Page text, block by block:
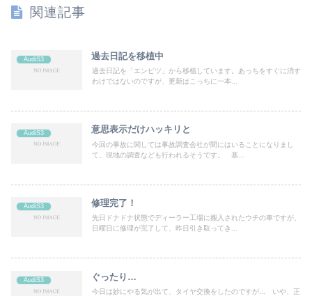
関連記事
AudiS3 過去日記を移植中
過去日記を「エンピツ」から移植しています。あっちをすぐに消す
わけではないのですが、更新はこっちに一本...
AudiS3 意思表示だけハッキリと
今回の事故に関しては事故調査会社が間にはいることになりまし
て、現地の調査なども行われるそうです。 基...
AudiS3 修理完了！
先日ドナドナ状態でディーラー工場に搬入されたウチの車ですが、
日曜日に修理が完了して、昨日引き取ってき...
AudiS3 ぐったり…
今日は妙にやる気が出て、タイヤ交換をしたのですが... いや、正